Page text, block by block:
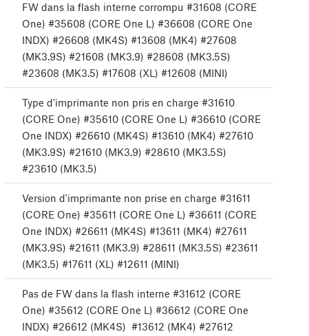
FW dans la flash interne corrompu #31608 (CORE
One) #35608 (CORE One L) #36608 (CORE One
INDX) #26608 (MK4S) #13608 (MK4) #27608
(MK3.9S) #21608 (MK3.9) #28608 (MK3.5S)
#23608 (MK3.5) #17608 (XL) #12608 (MINI)
Type d'imprimante non pris en charge #31610
(CORE One) #35610 (CORE One L) #36610 (CORE
One INDX) #26610 (MK4S) #13610 (MK4) #27610
(MK3.9S) #21610 (MK3.9) #28610 (MK3.5S)
#23610 (MK3.5)
Version d'imprimante non prise en charge #31611
(CORE One) #35611 (CORE One L) #36611 (CORE
One INDX) #26611 (MK4S) #13611 (MK4) #27611
(MK3.9S) #21611 (MK3.9) #28611 (MK3.5S) #23611
(MK3.5) #17611 (XL) #12611 (MINI)
Pas de FW dans la flash interne #31612 (CORE
One) #35612 (CORE One L) #36612 (CORE One
INDX) #26612 (MK4S) #13612 (MK4) #27612